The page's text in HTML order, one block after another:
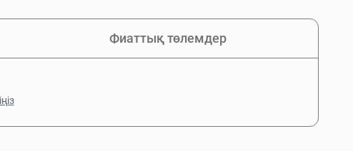
Фиаттық төлемдер